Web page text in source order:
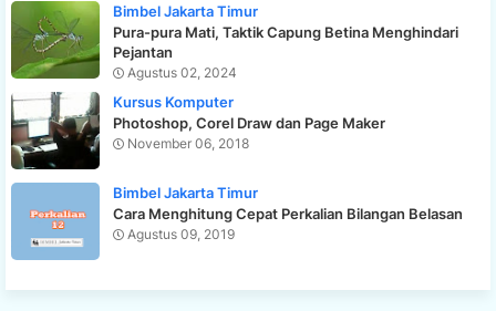
Bimbel Jakarta Timur
Pura-pura Mati, Taktik Capung Betina Menghindari
Pejantan
Agustus 02, 2024
Kursus Komputer
Photoshop, Corel Draw dan Page Maker
November 06, 2018
Bimbel Jakarta Timur
Cara Menghitung Cepat Perkalian Bilangan Belasan
Agustus 09, 2019